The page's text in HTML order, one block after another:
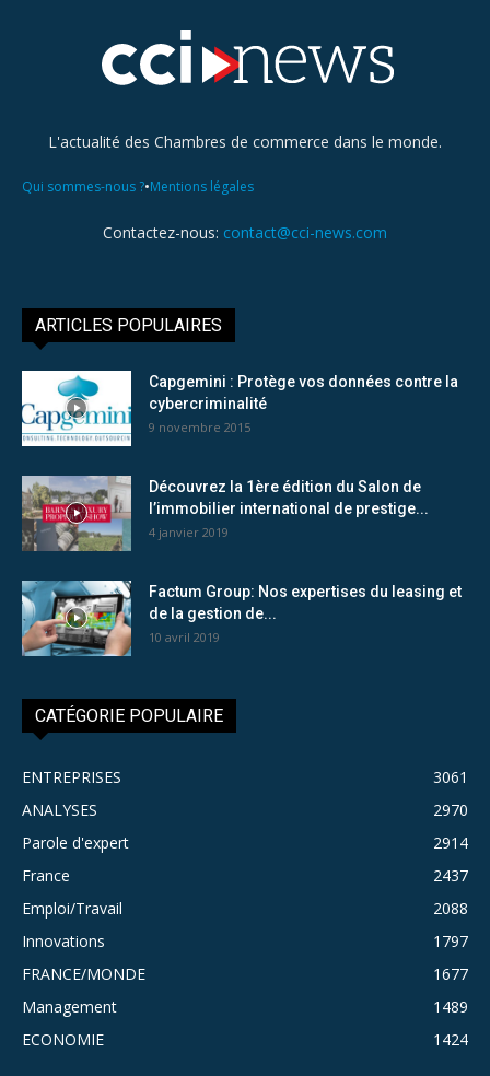
L'actualité des Chambres de commerce dans le monde.
Qui sommes-nous ?•Mentions légales
Contactez-nous: contact@cci-news.com
ARTICLES POPULAIRES
Capgemini : Protège vos données contre la
cybercriminalité
9 novembre 2015
Découvrez la 1ère édition du Salon de
l’immobilier international de prestige...
4 janvier 2019
Factum Group: Nos expertises du leasing et
de la gestion de...
10 avril 2019
CATÉGORIE POPULAIRE
ENTREPRISES
3061
ANALYSES
2970
Parole d'expert
2914
France
2437
Emploi/Travail
2088
Innovations
1797
FRANCE/MONDE
1677
Management
1489
ECONOMIE
1424